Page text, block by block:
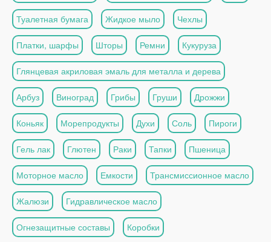
Туалетная бумага Жидкое мыло Чехлы
Платки, шарфы Шторы Ремни Кукуруза
Глянцевая акриловая эмаль для металла и дерева
Арбуз Виноград Грибы Груши Дрожжи
Коньяк Морепродукты Духи Соль Пироги
Гель лак Глютен Раки Тапки Пшеница
Моторное масло Емкости Трансмиссионное масло
Жалюзи Гидравлическое масло
Огнезащитные составы Коробки